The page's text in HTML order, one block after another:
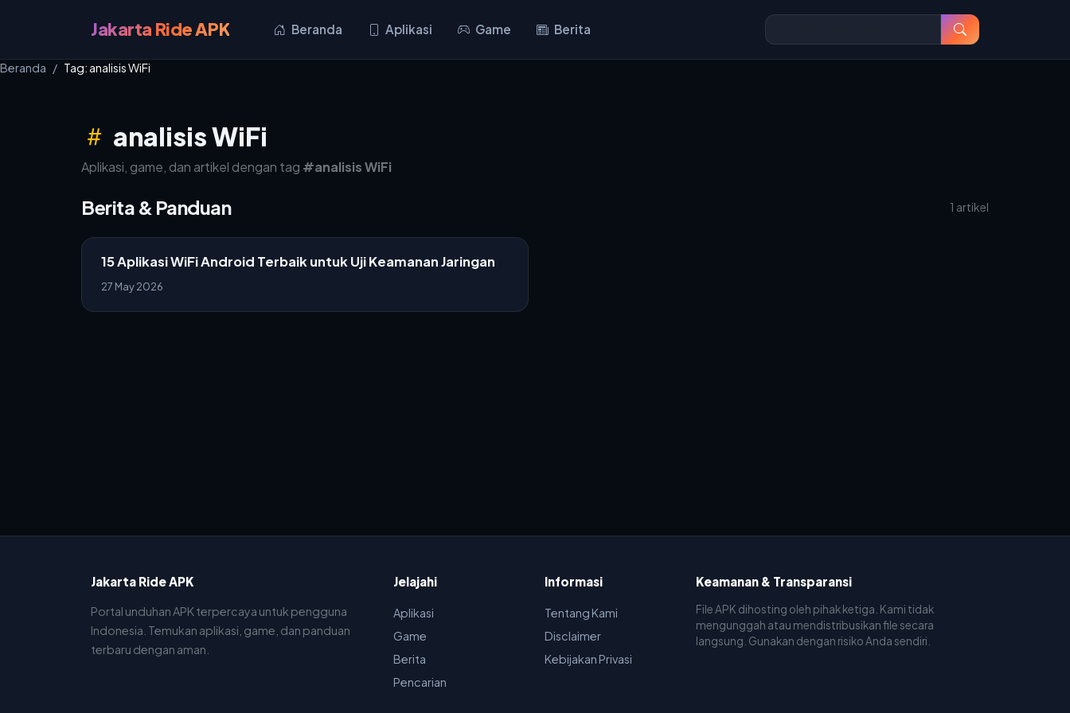
Jakarta Ride APK Beranda Aplikasi Game Berita
Beranda Tag: analisis WiFi
analisis WiFi
Aplikasi, game, dan artikel dengan tag #analisis WiFi
Berita & Panduan 1 artikel
15 Aplikasi WiFi Android Terbaik untuk Uji Keamanan Jaringan
27 May 2026
Jakarta Ride APK
Portal unduhan APK terpercaya untuk pengguna
Indonesia. Temukan aplikasi, game, dan panduan
terbaru dengan aman.
Jelajahi
Aplikasi
Game
Berita
Pencarian
Informasi
Tentang Kami
Disclaimer
Kebijakan Privasi
Keamanan & Transparansi
File APK dihosting oleh pihak ketiga. Kami tidak
mengunggah atau mendistribusikan file secara
langsung. Gunakan dengan risiko Anda sendiri.